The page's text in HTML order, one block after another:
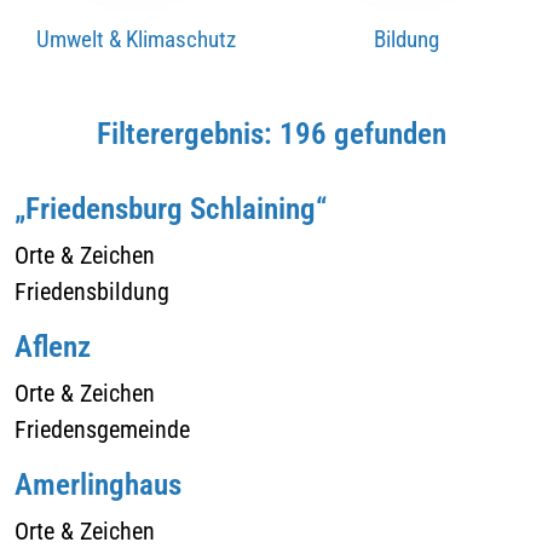
Umwelt & Klimaschutz Bildung
Filterergebnis: 196 gefunden
„Friedensburg Schlaining“
Orte & Zeichen
Friedensbildung
Aflenz
Orte & Zeichen
Friedensgemeinde
Amerlinghaus
Orte & Zeichen